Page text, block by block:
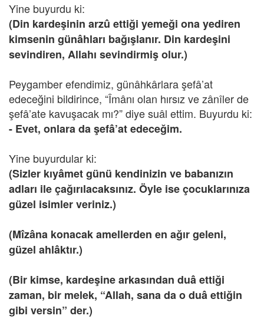
Yine buyurdu ki:
(Din kardeşinin arzû ettiği yemeği ona yediren
kimsenin günâhları bağışlanır. Din kardeşini
sevindiren, Allahı sevindirmiş olur.)
Peygamber efendimiz, günâhkârlara şefâ’at
edeceğini bildirince, “Îmânı olan hırsız ve zânîler de
şefâ’ate kavuşacak mı?” diye suâl ettim. Buyurdu ki:
- Evet, onlara da şefâ’at edeceğim.
Yine buyurdular ki:
(Sizler kıyâmet günü kendinizin ve babanızın
adları ile çağırılacaksınız. Öyle ise çocuklarınıza
güzel isimler veriniz.)
(Mîzâna konacak amellerden en ağır geleni,
güzel ahlâktır.)
(Bir kimse, kardeşine arkasından duâ ettiği
zaman, bir melek, “Allah, sana da o duâ ettiğin
gibi versin” der.)